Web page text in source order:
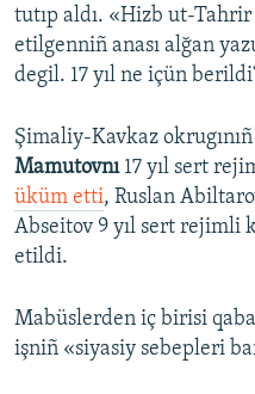
tutıp aldı. «Hizb ut-
etilgenniñ anası alğan
degil. 17 yıl ne içün
Şimaliy-Kavkaz
Mamutovnı17 yıl sert
üküm etti, Ruslan
Abseitov 9 yıl sert rejimli
etildi.
Mabüslerden iç birisi
işniñ «siyasiy sebepleri